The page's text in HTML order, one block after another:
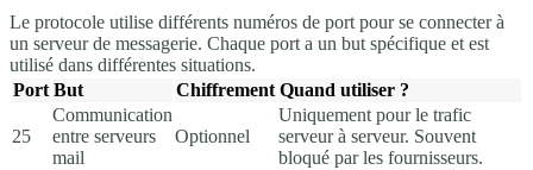
Le protocole utilise différents numéros de port pour se connecter à
un serveur de messagerie. Chaque port a un but spécifique et est
utilisé dans différentes situations.
Port But Chiffrement Quand utiliser ?
25
Communication
entre serveurs
mail
Optionnel
Uniquement pour le trafic
serveur à serveur. Souvent
bloqué par les fournisseurs.